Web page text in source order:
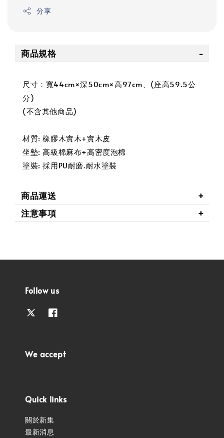
分享
商品規格
尺寸：寬44cm×深50cm×高97cm、(座高59.5公
分)
(不含其他商品)
材質: 橡膠木實木+實木皮
坐墊: 高級棉麻布+高密度泡棉
塗裝: 採用PU耐磨.耐水塗裝
商品運送
注意事項
Follow us
We accept
Quick links
關於新集
最新消息